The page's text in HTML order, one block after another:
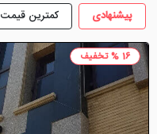
پیشنهادی کمترین قیمت
16 % تخفیف